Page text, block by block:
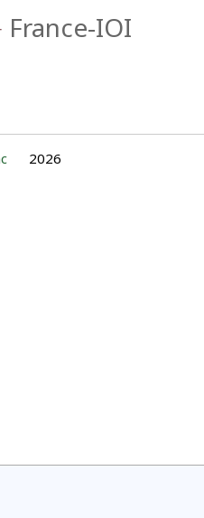
France-IOI
2026